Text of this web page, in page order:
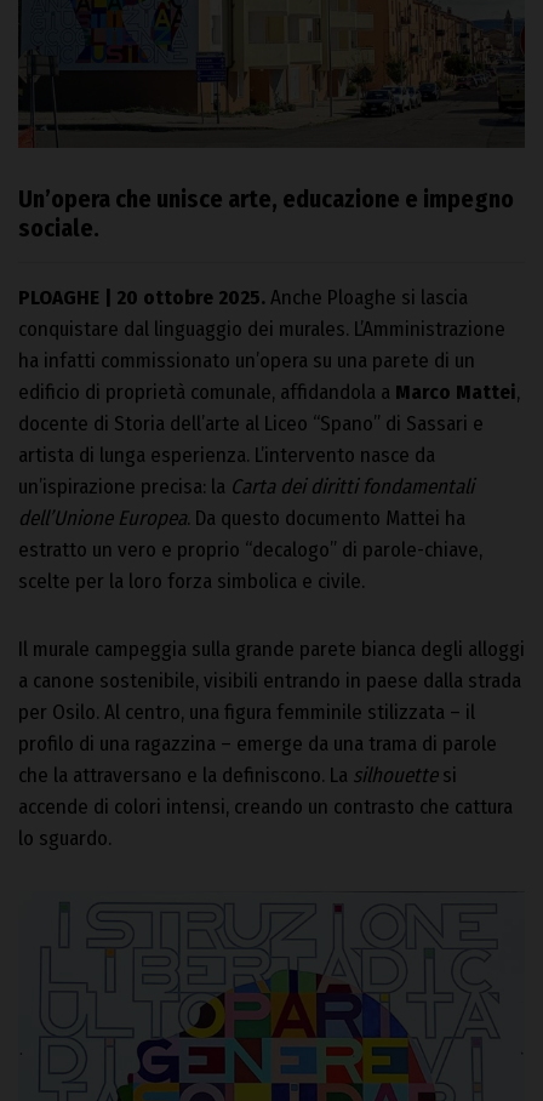
Un’opera che unisce arte, educazione e impegno
sociale.
PLOAGHE | 20 ottobre 2025.Anche Ploaghe si lascia
conquistare dal linguaggio dei murales. L’Amministrazione
ha infatti commissionato un’opera su una parete di un
edificio di proprietà comunale, affidandola a Marco Mattei,
docente di Storia dell’arte al Liceo “Spano” di Sassari e
artista di lunga esperienza. L’intervento nasce da
un’ispirazione precisa: la Carta dei diritti fondamentali
dell’Unione Europea. Da questo documento Mattei ha
estratto un vero e proprio “decalogo” di parole-chiave,
scelte per la loro forza simbolica e civile.
Il murale campeggia sulla grande parete bianca degli alloggi
a canone sostenibile, visibili entrando in paese dalla strada
per Osilo. Al centro, una figura femminile stilizzata – il
profilo di una ragazzina – emerge da una trama di parole
che la attraversano e la definiscono. La silhouettesi
accende di colori intensi, creando un contrasto che cattura
lo sguardo.